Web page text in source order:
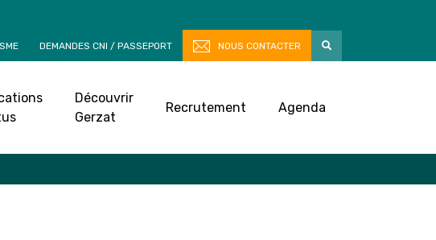
DEMANDES CNI / PASSEPORT NOUS CONTACTER
Découvrir
Gerzat
Recrutement Agenda